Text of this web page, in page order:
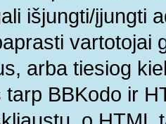
išjungti/įjungti
vartotojai
arba tiesiog
tarp BBKodo ir